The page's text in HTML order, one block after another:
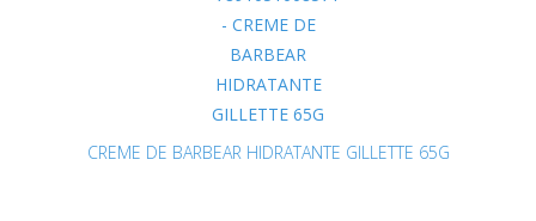
CREME DE BARBEAR HIDRATANTE GILLETTE 65G